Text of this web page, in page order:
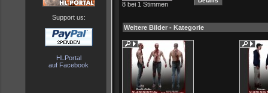
Support us:
HLPortal
auf Facebook
8 bei 1 Stimmen
Weitere Bilder - Kategorie